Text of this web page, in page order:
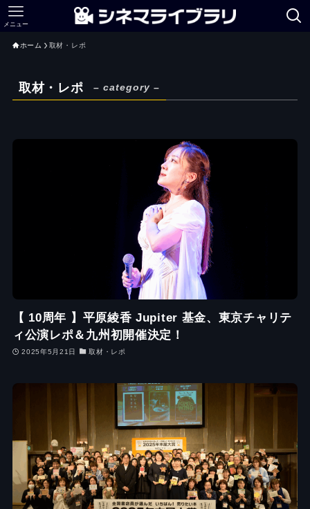
メニュー
ホーム 取材・レポ
取材・レポ – category –
【 10周年 】平原綾香 Jupiter 基金、東京チャリテ
ィ公演レポ＆九州初開催決定！
2025年5月21日 取材・レポ